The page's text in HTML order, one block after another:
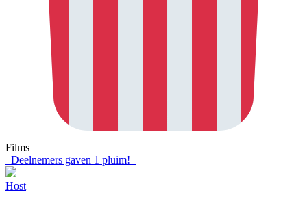
Films
Deelnemers gaven 1 pluim!
Host